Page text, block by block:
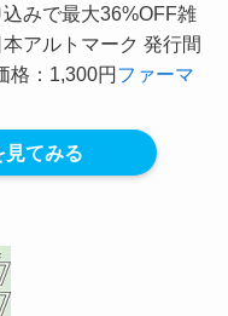
みで最大36%OFF雑
アルトマーク 発行間
格：1,300円ファーマ
見てみる